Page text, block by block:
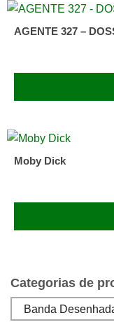
AGENTE 327 –
Moby Dick
Categorias de